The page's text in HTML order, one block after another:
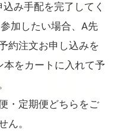
み手配を完了してく
加したい場合、A先
約注文お申し込みを
本をカートに入れて予
・定期便どちらをご
ん。